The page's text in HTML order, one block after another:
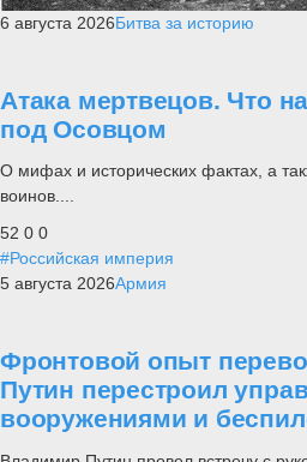
6 августа 2026Битва за историю
Атака мертвецов. Что
под Осовцом
О мифах и исторических фактах, а
воинов....
52 0 0
#Российская империя
5 августа 2026Армия
Фронтовой опыт
Путин перестроил
вооружениями и